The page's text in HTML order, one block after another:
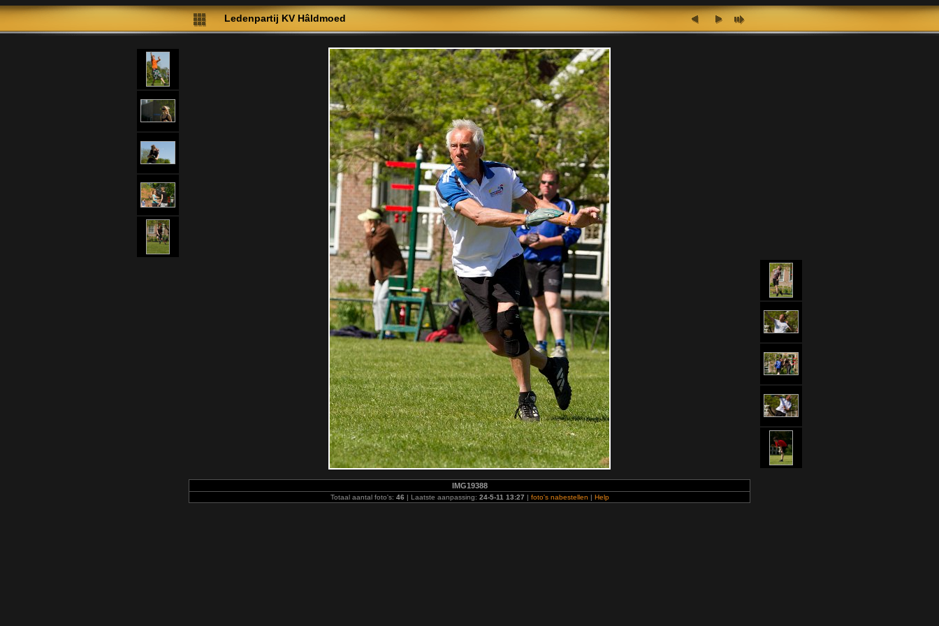
Ledenpartij KV Hâldmoed
IMG19388
Totaal aantal foto's: 46 | Laatste aanpassing: 24-5-11 13:27 | foto's nabestellen | Help